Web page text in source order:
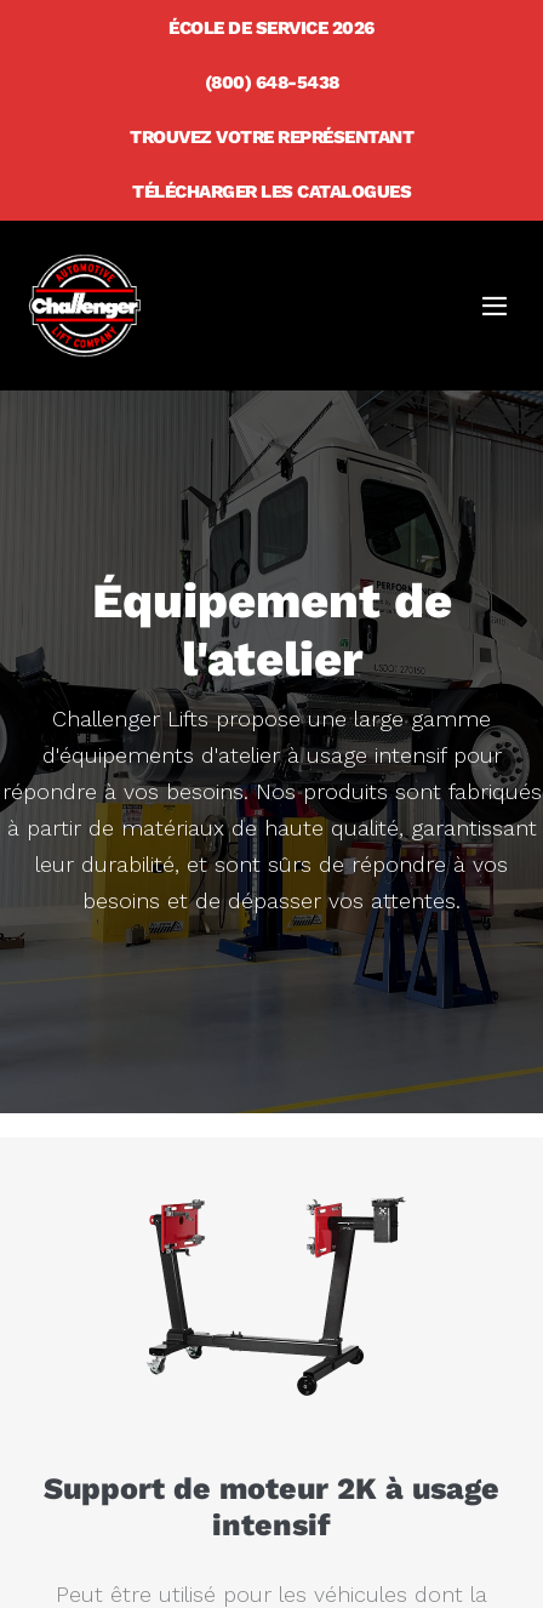
ÉCOLE DE SERVICE 2026
(800) 648-5438
TROUVEZ VOTRE REPRÉSENTANT
TÉLÉCHARGER LES CATALOGUES
Équipement de
l'atelier
Challenger Lifts propose une large gamme
d'équipements d'atelier à usage intensif pour
répondre à vos besoins. Nos produits sont fabriqués
à partir de matériaux de haute qualité, garantissant
leur durabilité, et sont sûrs de répondre à vos
besoins et de dépasser vos attentes.
Support de moteur 2K à usage
intensif
Peut être utilisé pour les véhicules dont la